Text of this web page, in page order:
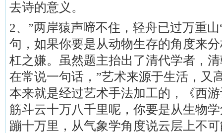
去诗的意义。
2、”两岸猿声啼不住，轻舟已过万重
句，如果你要是从动物生存的角度来
杠之嫌。虽然题主抬出了清代学者，
在常说一句话，”艺术来源于生活，又
本来就是经过艺术手法加工的，《西
筋斗云十万八千里呢，你要是从生物
蹦十万里，从气象学角度说云层上不